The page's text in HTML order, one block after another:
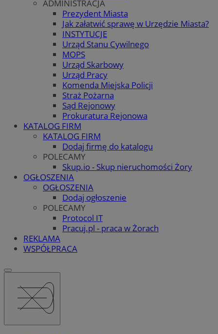
ADMINISTRACJA
Prezydent Miasta
Jak załatwić sprawę w Urzędzie Miasta?
INSTYTUCJE
Urząd Stanu Cywilnego
MOPS
Urząd Skarbowy
Urząd Pracy
Komenda Miejska Policji
Straż Pożarna
Sąd Rejonowy
Prokuratura Rejonowa
KATALOG FIRM
KATALOG FIRM
Dodaj firmę do katalogu
POLECAMY
Skup.io - Skup nieruchomości Żory
OGŁOSZENIA
OGŁOSZENIA
Dodaj ogłoszenie
POLECAMY
Protocol IT
Pracuj.pl - praca w Żorach
REKLAMA
WSPÓŁPRACA